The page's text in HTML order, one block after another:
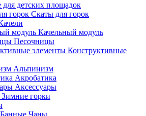
детских площадок
Скаты для горок
Качельный модуль
Песочницы
Конструктивные
Альпинизм
Акробатика
Аксессуары
Зимние горки
Банные Чаны